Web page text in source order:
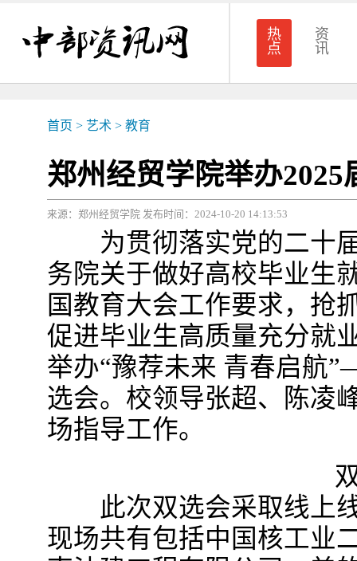
热
点
资
讯
首页 > 艺术 > 教育
郑州经贸学院举办
来源：郑州经贸学院 发布时间：2024-10-20 14:13:53
为贯彻落实党的二十届
务院关于做好高校毕业生
国教育大会工作要求，抢
促进毕业生高质量充分就
举办“豫荐未来 青春启航
选会。校领导张超、陈凌
场指导工作。
双
此次双选会采取线上线
现场共有包括中国核工业